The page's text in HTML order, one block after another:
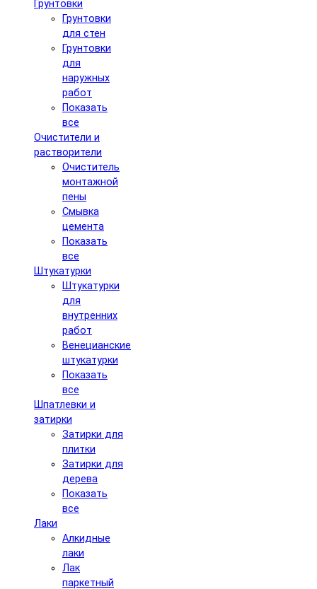
Грунтовки
Грунтовки
для стен
Грунтовки
для
наружных
работ
Показать
все
Очистители и
растворители
Очиститель
монтажной
пены
Смывка
цемента
Показать
все
Штукатурки
Штукатурки
для
внутренних
работ
Венецианские
штукатурки
Показать
все
Шпатлевки и
затирки
Затирки для
плитки
Затирки для
дерева
Показать
все
Лаки
Алкидные
лаки
Лак
паркетный